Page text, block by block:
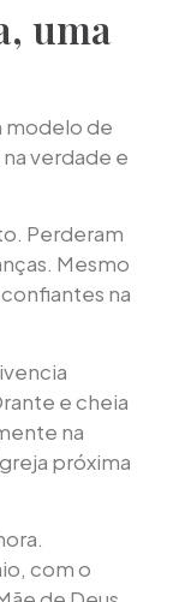
uma
modelo de
verdade e
Perderam
Mesmo
na
e cheia
na
próxima
com o